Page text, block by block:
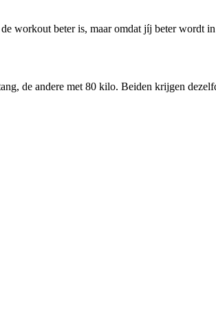
workout beter is, maar omdat jíj beter wordt
de andere met 80 kilo. Beiden krijgen